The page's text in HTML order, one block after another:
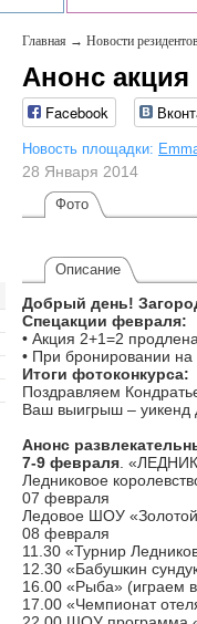
Главная → Новости
Анонс
Facebook
Новость площадки:
28 Января 2014
Фото
Описание
Добрый день!
Спецакции февраля:
• Акция 2+1=2
• При бронировании на
Итоги фотоконкурса:
Поздравляем
Ваш выигрыш – уикенд
Анонс
7-9 февраля .
Ледниковое
07 февраля
Ледовое ШОУ
08 февраля
11.30 «Турнир
12.30 «Бабушкин
16.00 «Рыба» (играем
17.00 «Чемпионат